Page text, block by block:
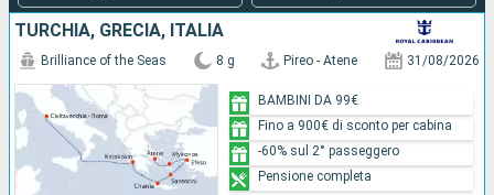
TURCHIA, GRECIA, ITALIA
Brilliance of the Seas 8 g Pireo - Atene 31/08/2026
BAMBINI DA 99€
Fino a 900€ di sconto per cabina
-60% sul 2° passeggero
Pensione completa